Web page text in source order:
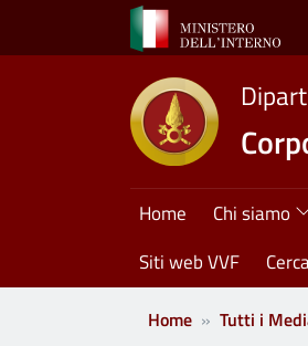
Salta al contenuto principale
Home Chi siamo
Siti web VVF
Home Tutti i